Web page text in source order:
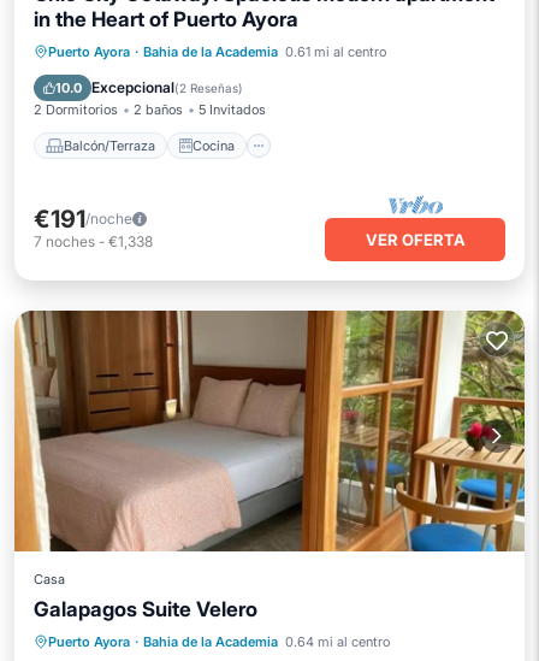
in the Heart of Puerto Ayora
Puerto Ayora · Bahia de la Academia 0.61 mi al centro
10.0 Excepcional(2 Reseñas)
2 Dormitorios 2 baños 5 Invitados
Balcón/Terraza Cocina
Balcón/Terraza
Cocina
Aire acondicionado
€191/noche
7 noches - €1,338 VER OFERTA
Casa
Galapagos Suite Velero
Puerto Ayora · Bahia de la Academia 0.64 mi al centro
Cocina Aire acondicionado
Internet